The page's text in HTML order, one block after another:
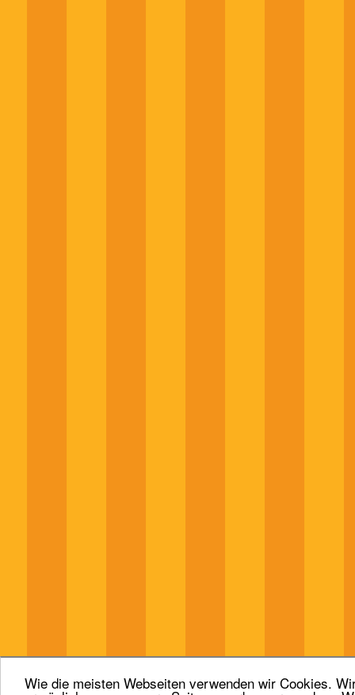
Wie die meisten Webseiten verwenden wir Cookies.